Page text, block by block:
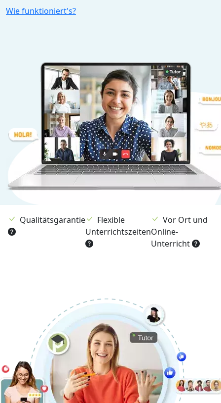
Wie funktioniert's?
Qualitätsgarantie
Flexible
Unterrichtszeiten
Vor Ort und
Online-
Unterricht